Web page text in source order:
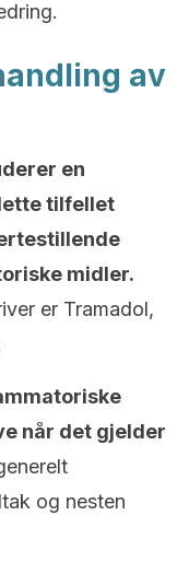
av
en
tilfellet
midler.
er Tramadol,
når det gjelder
og nesten